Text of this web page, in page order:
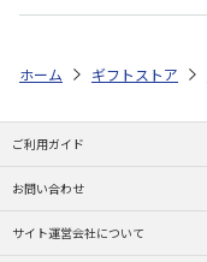
ホーム ギフトストア
ご利用ガイド
お問い合わせ
サイト運営会社について